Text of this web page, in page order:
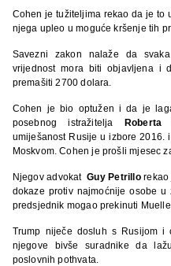
Cohen je tužiteljima rekao da je to
njega upleo u moguće kršenje tih
Savezni zakon nalaže da
vrijednost mora biti objavljena i
premašiti 2700 dolara.
Cohen je bio optužen i da je
posebnog istražitelja Roberta
umiješanost Rusije u izbore 2016.
Moskvom. Cohen je prošli mjesec
Njegov advokatGuy Petrillorekao
dokaze protiv najmoćnije osobe
predsjednik mogao prekinuti
Trump niječe dosluh s Rusijom i
njegove bivše suradnike da
poslovnih pothvata.